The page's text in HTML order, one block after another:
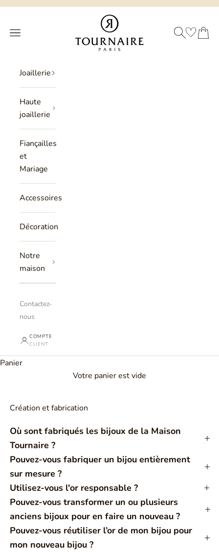
Passer au contenu
Philippe Tournaire
Menu
RECHERCHEPANIER
Joaillerie
Haute
joaillerie
Fiançailles
et
Mariage
Accessoires
Décoration
Notre
maison
Contactez-
nous
COMPTE
CLIENT
Panier
Votre panier est vide
Création et fabrication
Où sont fabriqués les bijoux de la Maison
Tournaire ?
Pouvez-vous fabriquer un bijou entièrement
sur mesure ?
Utilisez-vous l'or responsable ?
Pouvez-vous transformer un ou plusieurs
anciens bijoux pour en faire un nouveau ?
Pouvez-vous réutiliser l’or de mon bijou pour
mon nouveau bijou ?